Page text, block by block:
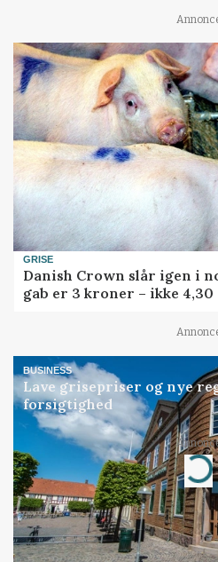
GRISE
Danish Crown slår igen i
gab er 3 kroner – ikke 4,30
BUSINESS
Lave grisepriser og nye
forsigtighed